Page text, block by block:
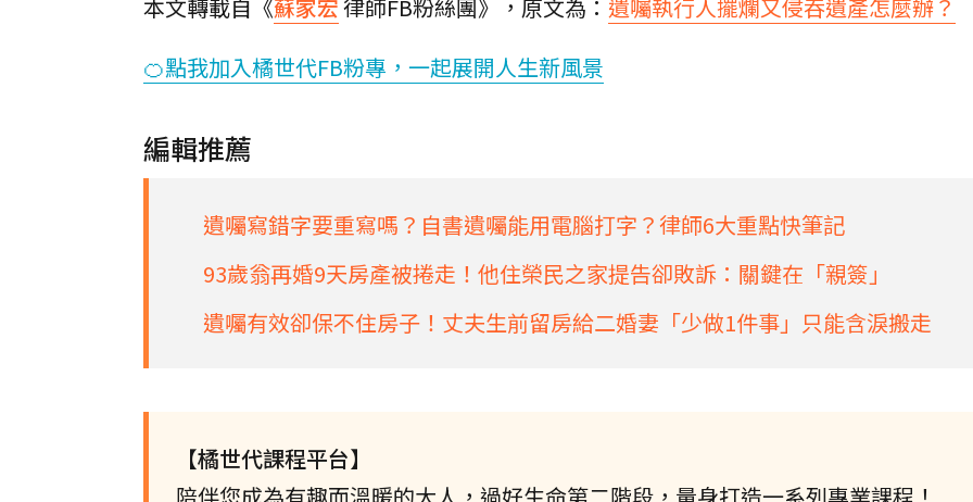
本文轉載自《蘇家宏律師FB粉絲團》，原文為： 遺囑執行人擺爛又侵吞遺產怎麼辦？
🍊點我加入橘世代FB粉專，一起展開人生新風景
編輯推薦
遺囑寫錯字要重寫嗎？自書遺囑能用電腦打字？律師6大重點快筆記
93歲翁再婚9天房產被捲走！他住榮民之家提告卻敗訴：關鍵在「親簽」
遺囑有效卻保不住房子！丈夫生前留房給二婚妻「少做1件事」只能含淚搬走
【橘世代課程平台】